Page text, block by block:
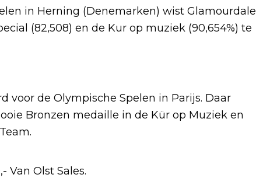
in Herning (Denemarken) wist Glamourdale
(82,508) en de Kur op muziek (90,654%) te
voor de Olympische Spelen in Parijs. Daar
Bronzen medaille in de Kür op Muziek en
Van Olst Sales.